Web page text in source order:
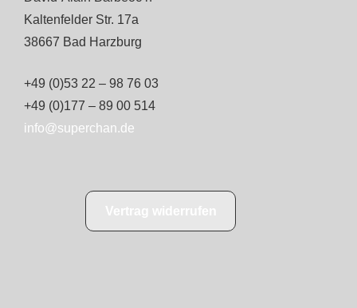
Kaltenfelder Str. 17a
38667 Bad Harzburg
+49 (0)53 22 – 98 76 03
+49 (0)177 – 89 00 514
info@superchan.de